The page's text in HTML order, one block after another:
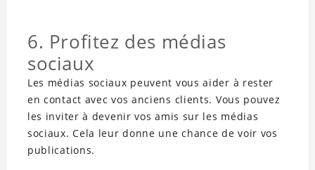
6. Profitez des médias
sociaux
Les médias sociaux peuvent vous aider à rester
en contact avec vos anciens clients. Vous pouvez
les inviter à devenir vos amis sur les médias
sociaux. Cela leur donne une chance de voir vos
publications.